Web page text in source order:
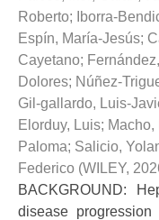
Roberto; Iborra-
Espín, María-Jesús;
Cayetano;
Dolores; Núñez-
Gil-gallardo, Luis-
Elorduy, Luis; Macho,
Paloma; Salicio,
Federico (WILEY,
BACKGROUND:
disease